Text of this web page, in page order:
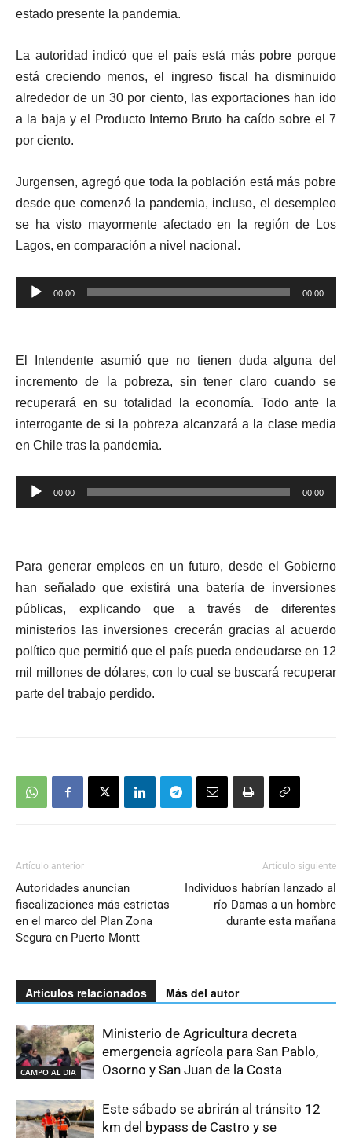
estado presente la pandemia.
La autoridad indicó que el país está más pobre porque
está creciendo menos, el ingreso fiscal ha disminuido
alrededor de un 30 por ciento, las exportaciones han ido
a la baja y el Producto Interno Bruto ha caído sobre el 7
por ciento.
Jurgensen, agregó que toda la población está más pobre
desde que comenzó la pandemia, incluso, el desempleo
se ha visto mayormente afectado en la región de Los
Lagos, en comparación a nivel nacional.
Reproductor
de
00:00 00:00
El Intendente asumió que no tienen duda alguna del
incremento de la pobreza, sin tener claro cuando se
recuperará en su totalidad la economía. Todo ante la
interrogante de si la pobreza alcanzará a la clase media
en Chile tras la pandemia.
Reproductor
de
00:00 00:00
Para generar empleos en un futuro, desde el Gobierno
han señalado que existirá una batería de inversiones
públicas, explicando que a través de diferentes
ministerios las inversiones crecerán gracias al acuerdo
político que permitió que el país pueda endeudarse en 12
mil millones de dólares, con lo cual se buscará recuperar
parte del trabajo perdido.
Artículo anterior
Autoridades anuncian
fiscalizaciones más estrictas
en el marco del Plan Zona
Segura en Puerto Montt
Artículo siguiente
Individuos habrían lanzado al
río Damas a un hombre
durante esta mañana
Artículos relacionados Más del autor
CAMPO AL DIA
Ministerio de Agricultura decreta
emergencia agrícola para San Pablo,
Osorno y San Juan de la Costa
Este sábado se abrirán al tránsito 12
km del bypass de Castro y se